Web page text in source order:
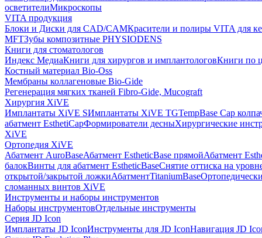
осветителиМикроскопы
VITA продукция
Блоки и Диски для CAD/CAMКрасители и полиры VITA для
MFTЗубы композитные PHYSIODENS
Книги для стоматологов
Индекс МедиаКниги для хирургов и имплантологовКниги по
Костный материал Bio-Oss
Мембраны коллагеновые Bio-Gide
Регенерация мягких тканей Fibro-Gide, Mucograft
Хирургия XiVE
Имплантаты XiVE SИмплантаты XiVE TGTempBase Cap
абатмент EsthetiCapФормирователи десныХирургические
XiVE
Ортопедия XiVE
Абатмент AuroBaseАбатмент EstheticBase прямойАбатмент
балокВинты для абатмент EstheticBaseСнятие оттиска на
открытой/закрытой ложкиАбатментTitaniumBase
сломанных винтов XiVE
Инструменты и наборы инструментов
Наборы инструментовОтдельные инструменты
Серия JD Icon
Имплантаты JD IconИнструменты для JD IconНавигация JD